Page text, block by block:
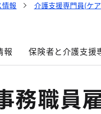
報
介護支援専門員(ケ
報 保険者と介護支援
務職員